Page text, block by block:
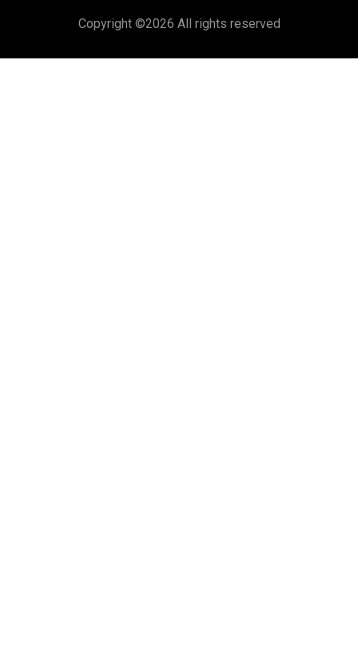
Copyright ©2026 All rights reserved